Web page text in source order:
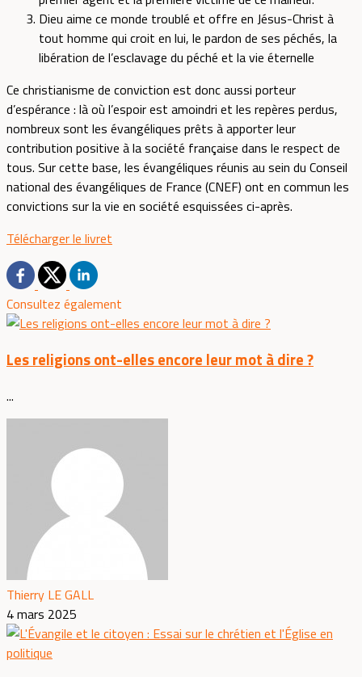
Dieu aime ce monde troublé et offre en Jésus-Christ à
tout homme qui croit en lui, le pardon de ses péchés, la
libération de l’esclavage du péché et la vie éternelle
Ce christianisme de conviction est donc aussi porteur
d’espérance : là où l’espoir est amoindri et les repères perdus,
nombreux sont les évangéliques prêts à apporter leur
contribution positive à la société française dans le respect de
tous. Sur cette base, les évangéliques réunis au sein du Conseil
national des évangéliques de France (CNEF) ont en commun les
convictions sur la vie en société esquissées ci-après.
Télécharger le livret
Consultez également
Les religions ont-elles encore leur mot à dire ?
...
Thierry LE GALL
4 mars 2025